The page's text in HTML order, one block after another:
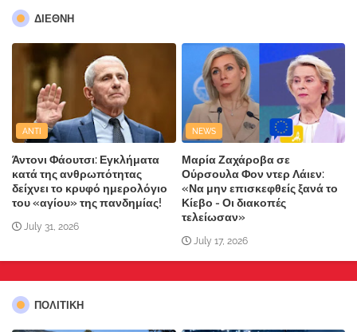
ΔΙΕΘΝΗ
ANTI
Άντονι Φάουτσι: Εγκλήματα
κατά της ανθρωπότητας
δείχνει το κρυφό ημερολόγιο
του «αγίου» της πανδημίας!
July 31, 2026
NEWS
Μαρία Ζαχάροβα σε
Ούρσουλα Φον ντερ Λάιεν:
«Να μην επισκεφθείς ξανά το
Κίεβο - Οι διακοπές
τελείωσαν»
July 17, 2026
ΠΟΛΙΤΙΚΗ